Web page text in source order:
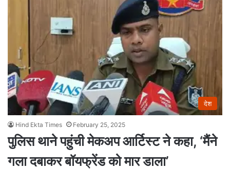
देश
Hind Ekta Times February 25, 2025
पुलिस थाने पहुंची मेकअप आर्टिस्ट ने कहा, ‘मैंने
गला दबाकर बॉयफ्रेंड को मार डाला’